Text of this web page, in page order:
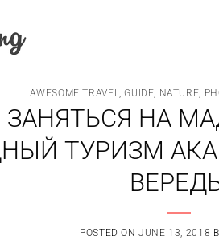
AWESOME TRAVEL,GUIDE, NATURE,
НА
ТУРИЗМ
POSTED ONJUNE 13, 2018